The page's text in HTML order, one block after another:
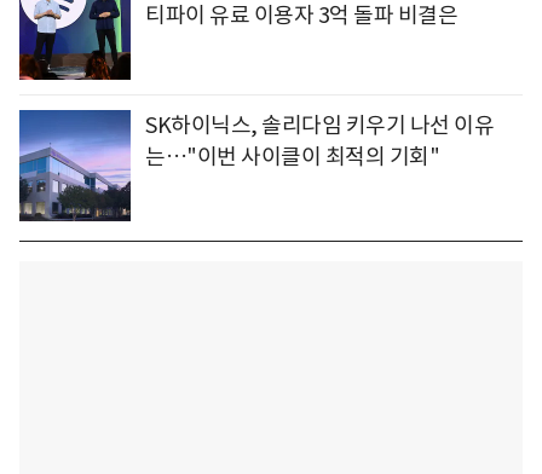
티파이 유료 이용자 3억 돌파 비결은
SK하이닉스, 솔리다임 키우기 나선 이유
는…"이번 사이클이 최적의 기회"